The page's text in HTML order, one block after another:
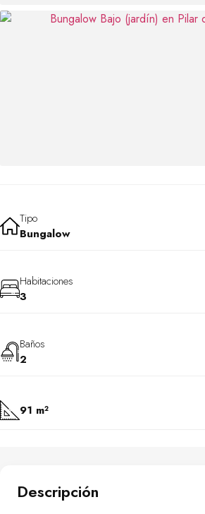
Tipo
Bungalow
Habitaciones
3
Baños
2
91 m²
Descripción